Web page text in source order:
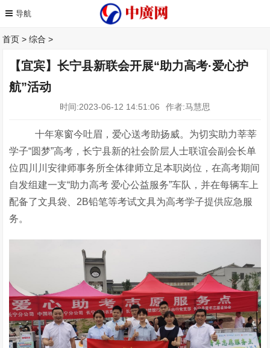
首页 >综合 >
【宜宾】长宁县新联会开展“助力高考·爱心护
航”活动
时间:2023-06-12 14:51:06 作者:马慧思
十年寒窗今吐眉，爱心送考助扬威。 为切实助力莘莘
学子“圆梦”高考，长宁县新的社会阶层人士联谊会副会长单
位四川川安律师事务所全体律师立足本职岗位，在高考期间
自发组建一支“助力高考 爱心公益服务”车队，并在每辆车上
配备了文具袋、2B铅笔等考试文具为高考学子提供应急服
务。